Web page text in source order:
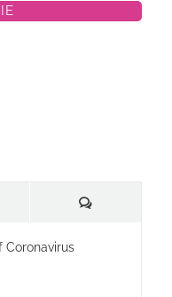
Commentaires
Coronavirus